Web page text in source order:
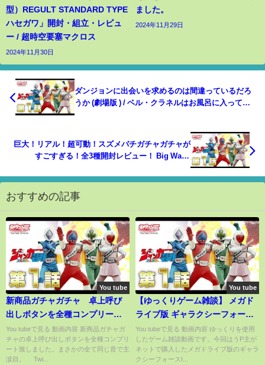
型）REGULT STANDARD TYPE
ハセガワ」開封・組立・レビュ
ー / 超時空要塞マクロス
2024年11月30日
ました。
2024年11月29日
ダンジョンに出会いを求めるのは間違っているだろ
うか (劇場版 ) / ベル・クラネルはお風呂に入ってい
巨大！リアル！超可動！スズメバチガチャガチャが
すごすぎる！全3種開封レビュー！ Big Wasp
おすすめの記事
You tube
新商品ガチャガチャ 卓上呼び
出しボタンを全種コンプリー
ト！！まさかの全種同じ音の仕
様で主完全涙目（泣）
You tubeで見る 動画内容 新商品ガチャガ
チャの卓上呼び出しボタンを全種コンプリ
ート致しました。まさかの全て同じ音で主
涙目。 Twi...
You tube
【ゆっくりゲーム雑談】 メガド
ライブ版 ギャラクシーフォース
II MD Galaxy Force II ネット
購入品紹介102
You tubeで見る 動画内容 ゆっくりを使用
したゲーム雑談動画です。今回はうP主が
ネットで購入したメガドライブ版のギャラ
クシーフォースI...